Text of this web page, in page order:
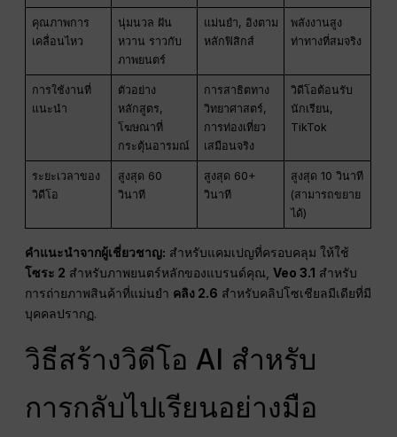
คุณภาพการ
เคลื่อนไหว
นุ่มนวล ฝัน
หวาน ราวกับ
ภาพยนตร์
แม่นยำ, อิงตาม
หลักฟิสิกส์
พลังงานสูง
ท่าทางที่สมจริง
การใช้งานที่
แนะนำ
ตัวอย่าง
หลักสูตร,
โฆษณาที่
กระตุ้นอารมณ์
การสาธิตทาง
วิทยาศาสตร์,
การท่องเที่ยว
เสมือนจริง
วิดีโอต้อนรับ
นักเรียน,
TikTok
ระยะเวลาของ
วิดีโอ
สูงสุด 60
วินาที
สูงสุด 60+
วินาที
สูงสุด 10 วินาที
(สามารถขยาย
ได้)
คำแนะนำจากผู้เชี่ยวชาญ: สำหรับแคมเปญที่ครอบคลุม ให้ใช้
โซระ 2 สำหรับภาพยนตร์หลักของแบรนด์คุณ,Veo 3.1 สำหรับ
การถ่ายภาพสินค้าที่แม่นยำ คลิง 2.6 สำหรับคลิปโซเชียลมีเดียที่มี
บุคคลปรากฏ.
วิธีสร้างวิดีโอ AI สำหรับ
การกลับไปเรียนอย่างมือ